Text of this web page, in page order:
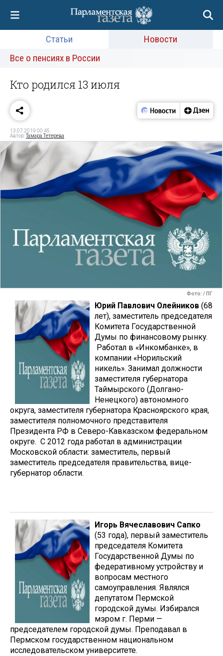
Статьи
Новости
Все о пенсиях в России
Кто родился 13 июля
13.07.2019 00:45
Автор:Тамара Тетерева
Фото: / ПГ
Юрий Павлович Олейников (68
лет), заместитель председателя
Комитета Государственной
Думы по финансовому рынку.
Работал в «Инкомбанке», в
компании «Норильский
никель». Занимал должности
заместителя губернатора
Таймырского (Долгано-
Ненецкого) автономного
округа, заместителя губернатора Красноярского края,
заместителя полномочного представителя
Президента РФ в Северо-Кавказском федеральном
округе. С 2012 года работал в администрации
Московской области: заместитель, первый
заместитель председателя правительства, вице-
губернатор области.
Игорь Вячеславович Сапко
(53 года), первый заместитель
председателя Комитета
Государственной Думы по
федеративному устройству и
вопросам местного
самоуправления. Являлся
депутатом Пермской
городской думы. Избирался
мэром г. Перми —
председателем городской думы. Преподавал в
Пермском государственном национальном
исследовательском университете.